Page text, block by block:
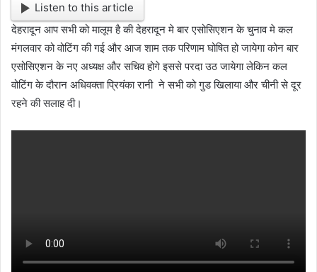
Listen to this article
देहरादून आप सभी को मालूम है की देहरादून मे बार एसोसिएशन के चुनाव मे कल
मंगलवार को वोटिंग की गई और आज शाम तक परिणाम घोषित हो जायेगा कोन बार
एसोसिएशन के नए अध्यक्ष और सचिव होगे इससे परदा उठ जायेगा लेकिन कल
वोटिंग के दौरान अधिवक्ता प्रियंका रानी ने सभी को गुड खिलाया और चीनी से दूर
रहने की सलाह दी।